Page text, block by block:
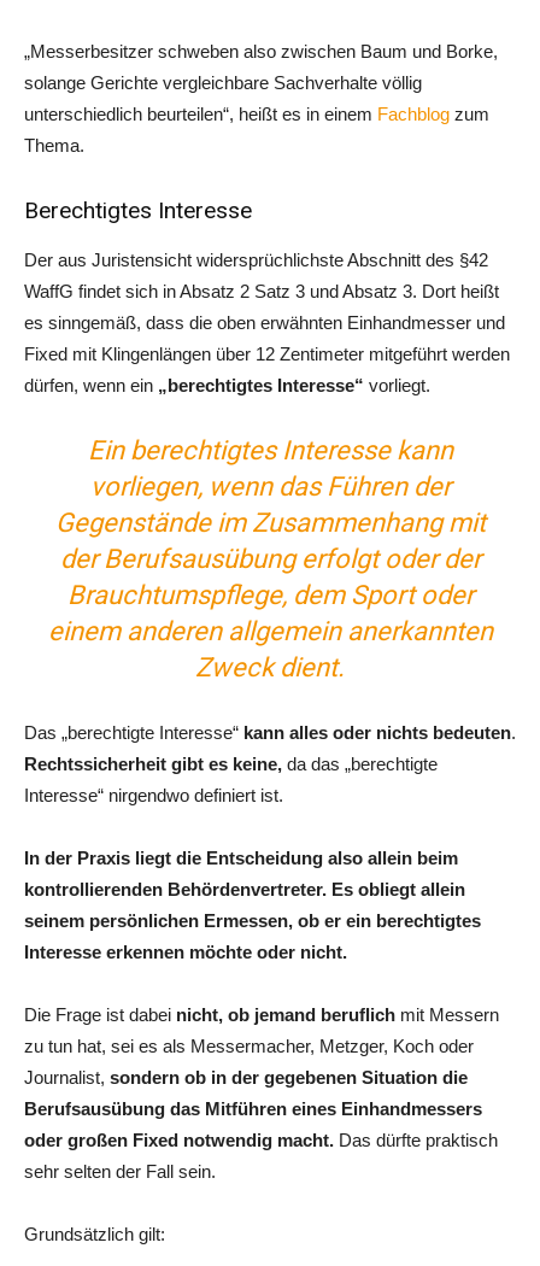
„Messerbesitzer schweben also zwischen Baum und Borke,
solange Gerichte vergleichbare Sachverhalte völlig
unterschiedlich beurteilen“, heißt es in einem Fachblog zum
Thema.
Berechtigtes Interesse
Der aus Juristensicht widersprüchlichste Abschnitt des §42
WaffG findet sich in Absatz 2 Satz 3 und Absatz 3. Dort heißt
es sinngemäß, dass die oben erwähnten Einhandmesser und
Fixed mit Klingenlängen über 12 Zentimeter mitgeführt werden
dürfen, wenn ein „berechtigtes Interesse“ vorliegt.
Ein berechtigtes Interesse kann
vorliegen, wenn das Führen der
Gegenstände im Zusammenhang mit
der Berufsausübung erfolgt oder der
Brauchtumspflege, dem Sport oder
einem anderen allgemein anerkannten
Zweck dient.
Das „berechtigte Interesse“ kann alles oder nichts bedeuten.
Rechtssicherheit gibt es keine, da das „berechtigte
Interesse“ nirgendwo definiert ist.
In der Praxis liegt die Entscheidung also allein beim
kontrollierenden Behördenvertreter. Es obliegt allein
seinem persönlichen Ermessen, ob er ein berechtigtes
Interesse erkennen möchte oder nicht.
Die Frage ist dabei nicht, ob jemand beruflich mit Messern
zu tun hat, sei es als Messermacher, Metzger, Koch oder
Journalist, sondern ob in der gegebenen Situation die
Berufsausübung das Mitführen eines Einhandmessers
oder großen Fixed notwendig macht. Das dürfte praktisch
sehr selten der Fall sein.
Grundsätzlich gilt: